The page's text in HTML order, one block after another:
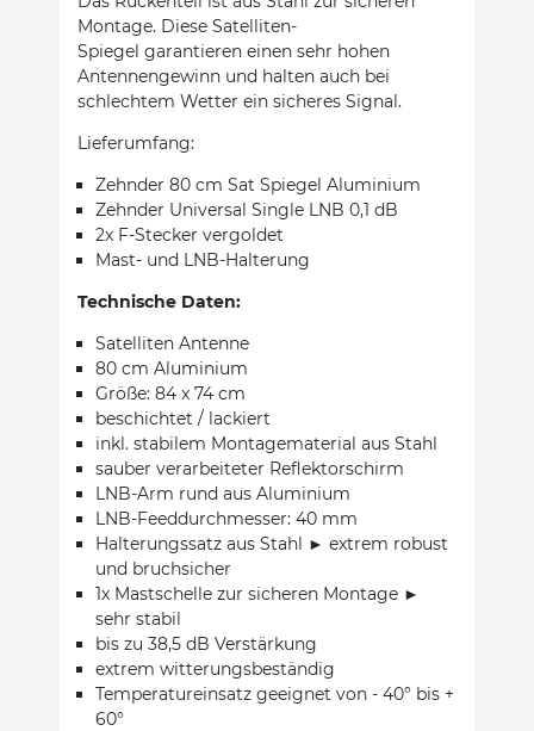
Montage. Diese Satelliten-
Spiegel garantieren einen sehr hohen
Antennengewinn und halten auch bei
schlechtem Wetter ein sicheres Signal.
Lieferumfang:
Zehnder 80 cm Sat Spiegel Aluminium
Zehnder Universal Single LNB 0,1 dB
2x F-Stecker vergoldet
Mast- und LNB-Halterung
Technische Daten:
Satelliten Antenne
80 cm Aluminium
Größe: 84 x 74 cm
beschichtet / lackiert
inkl. stabilem Montagematerial aus Stahl
sauber verarbeiteter Reflektorschirm
LNB-Arm rund aus Aluminium
LNB-Feeddurchmesser: 40 mm
Halterungssatz aus Stahl ► extrem robust
und bruchsicher
1x Mastschelle zur sicheren Montage ►
sehr stabil
bis zu 38,5 dB Verstärkung
extrem witterungsbeständig
Temperatureinsatz geeignet von - 40° bis +
60°